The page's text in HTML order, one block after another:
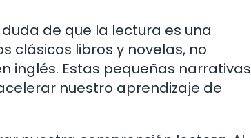
de que la lectura es una
clásicos libros y novelas, no
inglés. Estas pequeñas narrativas
nuestro aprendizaje de